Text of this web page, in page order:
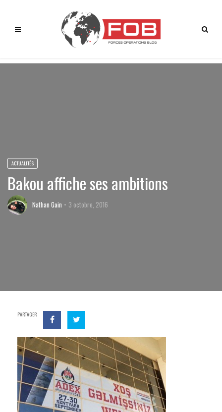
ACTUALITÉS
Bakou affiche ses ambitions
Nathan Gain 3 octobre, 2016
PARTAGER